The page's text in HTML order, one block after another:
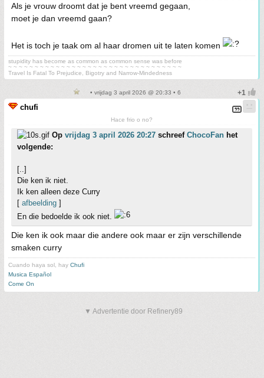
Als je vrouw droomt dat je bent vreemd gegaan,
moet je dan vreemd gaan?
Het is toch je taak om al haar dromen uit te laten komen
stupidity has become as common as common sense was before
~ ~ ~ ~ ~ ~ ~ ~ ~ ~ ~ ~ ~ ~ ~ ~ ~ ~ ~ ~ ~ ~ ~ ~ ~ ~ ~ ~ ~ ~ ~ ~ ~
Travel Is Fatal To Prejudice, Bigotry and Narrow-Mindedness
• vrijdag 3 april 2026 @ 20:33 • 6
chufi
Hace frio o no?
Op vrijdag 3 april 2026 20:27 schreef ChocoFan het
volgende:
[..]
Die ken ik niet.
Ik ken alleen deze Curry
[ afbeelding ]
En die bedoelde ik ook niet.
Die ken ik ook maar die andere ook maar er zijn verschillende
smaken curry
Cuando haya sol, hay Chufi
Musica Español
Come On
▼ Advertentie door Refinery89